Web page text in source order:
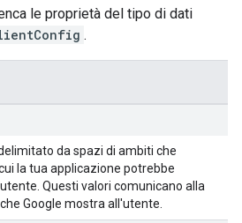
le proprietà del tipo di dati
.
da spazi di ambiti che
la tua applicazione potrebbe
Questi valori comunicano alla
Google mostra all'utente.